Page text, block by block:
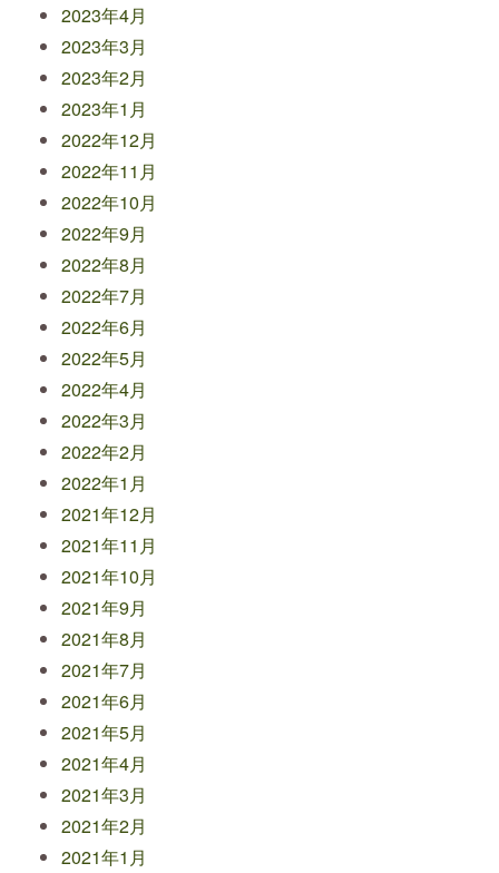
2023年4月
2023年3月
2023年2月
2023年1月
2022年12月
2022年11月
2022年10月
2022年9月
2022年8月
2022年7月
2022年6月
2022年5月
2022年4月
2022年3月
2022年2月
2022年1月
2021年12月
2021年11月
2021年10月
2021年9月
2021年8月
2021年7月
2021年6月
2021年5月
2021年4月
2021年3月
2021年2月
2021年1月